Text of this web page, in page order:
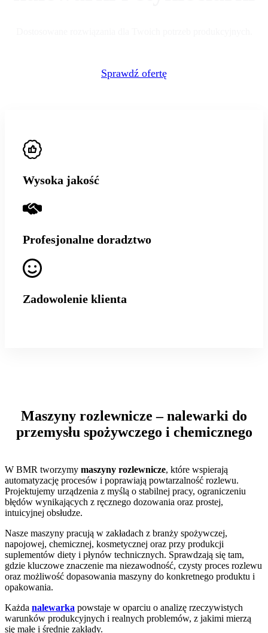
Sprawdź ofertę
Wysoka jakość
Profesjonalne doradztwo
Zadowolenie klienta
Maszyny rozlewnicze – nalewarki do
przemysłu spożywczego i chemicznego
W BMR tworzymy maszyny rozlewnicze, które wspierają
automatyzację procesów i poprawiają powtarzalność rozlewu.
Projektujemy urządzenia z myślą o stabilnej pracy, ograniczeniu
błędów wynikających z ręcznego dozowania oraz prostej,
intuicyjnej obsłudze.
Nasze maszyny pracują w zakładach z branży spożywczej,
napojowej, chemicznej, kosmetycznej oraz przy produkcji
suplementów diety i płynów technicznych. Sprawdzają się tam,
gdzie kluczowe znaczenie ma niezawodność, czysty proces rozlewu
oraz możliwość dopasowania maszyny do konkretnego produktu i
opakowania.
Każda nalewarka powstaje w oparciu o analizę rzeczywistych
warunków produkcyjnych i realnych problemów, z jakimi mierzą
się małe i średnie zakłady.